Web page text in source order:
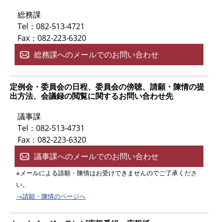
総務課
Tel：082-513-4721
Fax：082-223-6320
総務課へのメールでのお問い合わせ
定例会・委員会の日程、委員会の傍聴、請願・陳情の提
出方法、会議録の閲覧に関するお問い合わせ先
議事課
Tel：082-513-4731
Fax：082-223-6320
議事課へのメールでのお問い合わせ
※メールによる請願・陳情はお受けできませんのでご了承くださ
い。
→請願・陳情のページへ